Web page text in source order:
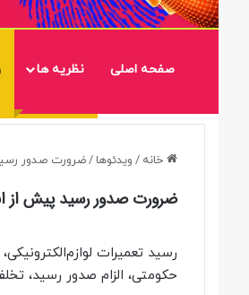
صفحه اصلی نظریه ها
خانه / ویدئوها /ضرورت صدور رسید
ضرورت صدور رسید پیش از
رسید تعمیرات
حکومتی، الزام صدور رسید،